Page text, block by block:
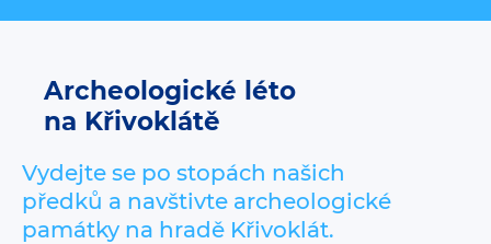
Archeologické léto
na Křivoklátě
Vydejte se po stopách našich
předků a navštivte archeologické
památky na hradě Křivoklát.